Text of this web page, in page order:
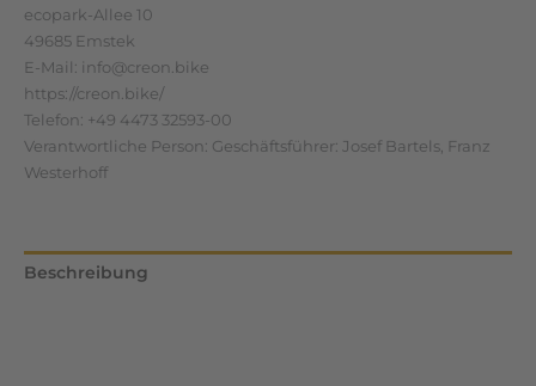
ecopark-Allee 10
49685 Emstek
E-Mail: info@creon.bike
https://creon.bike/
Telefon: +49 4473 32593-00
Verantwortliche Person: Geschäftsführer: Josef Bartels, Franz
Westerhoff
Beschreibung